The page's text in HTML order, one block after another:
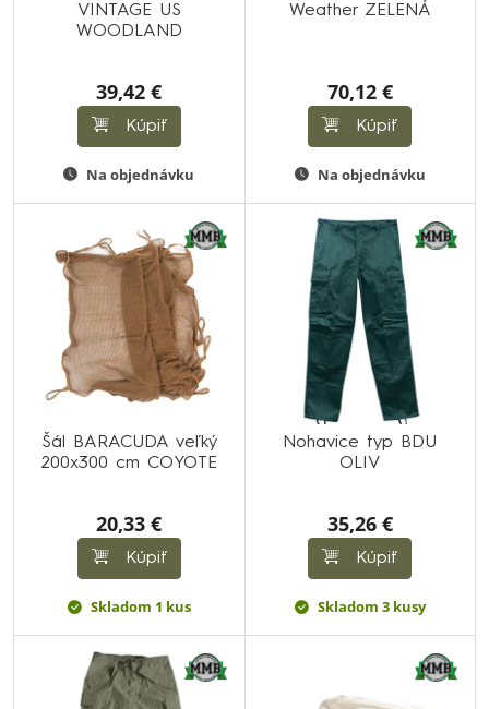
VINTAGE US
WOODLAND
39,42 €
Kúpiť
Na objednávku
Weather ZELENÁ
70,12 €
Kúpiť
Na objednávku
Šál BARACUDA veľký
200x300 cm COYOTE
20,33 €
Kúpiť
Skladom 1 kus
Nohavice typ BDU
OLIV
35,26 €
Kúpiť
Skladom 3 kusy